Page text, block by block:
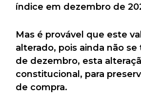
índice em dezembro de
Mas é provável que este
alterado, pois ainda não se
de dezembro, esta
constitucional, para
de compra.